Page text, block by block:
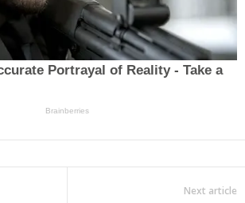
Next article